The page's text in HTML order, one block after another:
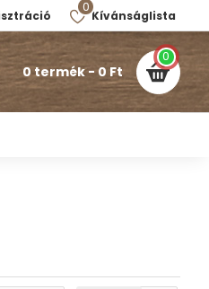
Kívánságlista
0
0 termék - 0 Ft
0